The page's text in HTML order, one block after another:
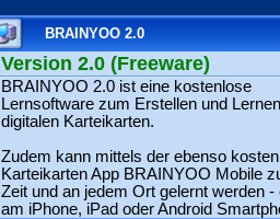
BRAINYOO 2.0
Version 2.0 (Freeware)
BRAINYOO 2.0 ist eine kostenlose
Lernsoftware zum Erstellen und
digitalen Karteikarten.
Zudem kann mittels der ebenso
Karteikarten App BRAINYOO Mobile
Zeit und an jedem Ort gelernt werden -
am iPhone, iPad oder Android